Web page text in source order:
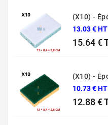
13.03 € HT
15.64 €
10.73 € HT
12.88 €